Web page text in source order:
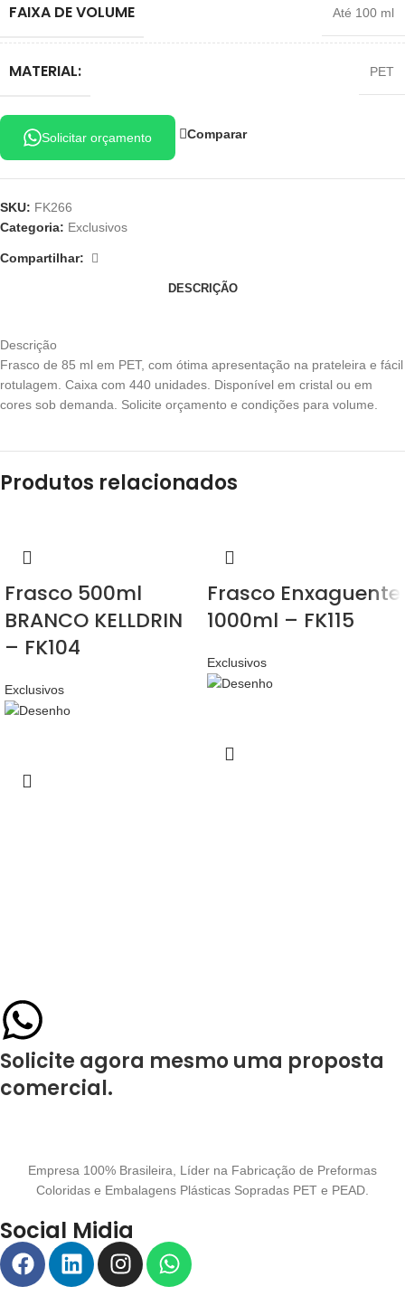
FAIXA DE VOLUME Até 100 ml
MATERIAL: PET
Solicitar orçamento Comparar
SKU: FK266
Categoria: Exclusivos
Compartilhar:
DESCRIÇÃO
Descrição
Frasco de 85 ml em PET, com ótima apresentação na prateleira e fácil
rotulagem. Caixa com 440 unidades. Disponível em cristal ou em
cores sob demanda. Solicite orçamento e condições para volume.
Produtos relacionados
Frasco 500ml
BRANCO KELLDRIN
– FK104
Exclusivos
Frasco Enxaguente
1000ml – FK115
Exclusivos
Solicite agora mesmo uma proposta
comercial.
Empresa 100% Brasileira, Líder na Fabricação de Preformas
Coloridas e Embalagens Plásticas Sopradas PET e PEAD.
Social Midia